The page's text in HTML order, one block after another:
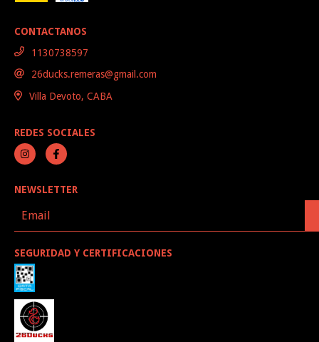
CONTACTANOS
1130738597
26ducks.remeras@gmail.com
Villa Devoto, CABA
REDES SOCIALES
NEWSLETTER
SEGURIDAD Y CERTIFICACIONES